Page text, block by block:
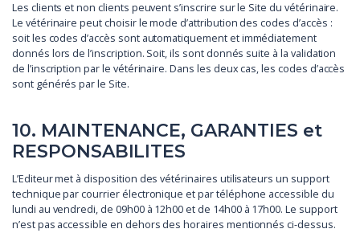
Les clients et non clients peuvent s’inscrire sur le Site du vétérinaire.
Le vétérinaire peut choisir le mode d’attribution des codes d’accès :
soit les codes d’accès sont automatiquement et immédiatement
donnés lors de l’inscription. Soit, ils sont donnés suite à la validation
de l’inscription par le vétérinaire. Dans les deux cas, les codes d’accès
sont générés par le Site.
10. MAINTENANCE, GARANTIES et
RESPONSABILITES
L’Editeur met à disposition des vétérinaires utilisateurs un support
technique par courrier électronique et par téléphone accessible du
lundi au vendredi, de 09h00 à 12h00 et de 14h00 à 17h00. Le support
n’est pas accessible en dehors des horaires mentionnés ci-dessus.